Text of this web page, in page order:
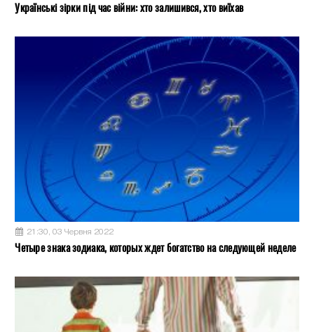
Українські зірки під час війни: хто залишився, хто виїхав
21:30, 03 Червня 2022
Четыре знака зодиака, которых ждет богатство на следующей неделе